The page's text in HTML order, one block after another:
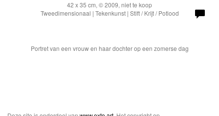
42 x 35 cm, © 2009, niet te koop
Tweedimensionaal | Tekenkunst | Stift / Krijt / Potlood
Portret van een vrouw en haar dochter op een zomerse dag